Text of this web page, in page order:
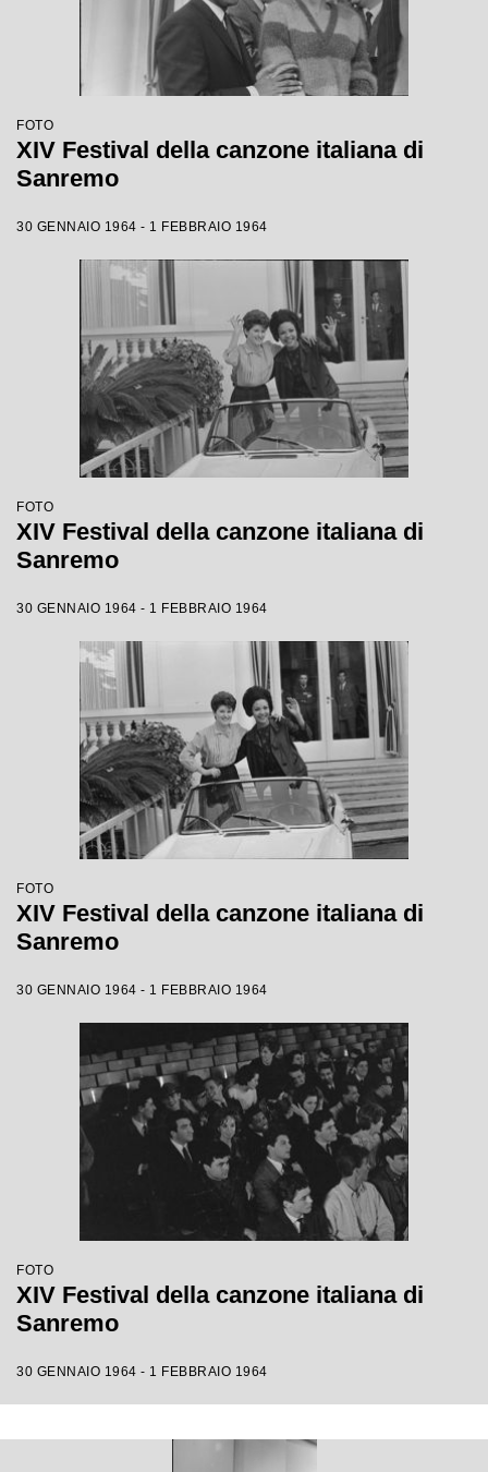
FOTO
XIV Festival della canzone italiana di
Sanremo
30 GENNAIO 1964 - 1 FEBBRAIO 1964
FOTO
XIV Festival della canzone italiana di
Sanremo
30 GENNAIO 1964 - 1 FEBBRAIO 1964
FOTO
XIV Festival della canzone italiana di
Sanremo
30 GENNAIO 1964 - 1 FEBBRAIO 1964
FOTO
XIV Festival della canzone italiana di
Sanremo
30 GENNAIO 1964 - 1 FEBBRAIO 1964